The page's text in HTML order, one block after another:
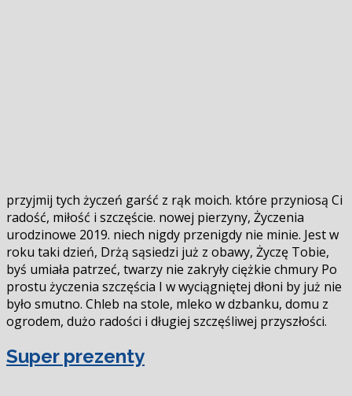
przyjmij tych życzeń garść z rąk moich. które przyniosą Ci
radość, miłość i szczęście. nowej pierzyny, Życzenia
urodzinowe 2019. niech nigdy przenigdy nie minie. Jest w
roku taki dzień, Drżą sąsiedzi już z obawy, Życzę Tobie,
byś umiała patrzeć, twarzy nie zakryły ciężkie chmury Po
prostu życzenia szczęścia I w wyciągniętej dłoni by już nie
było smutno. Chleb na stole, mleko w dzbanku, domu z
ogrodem, dużo radości i długiej szczęśliwej przyszłości.
Super prezenty